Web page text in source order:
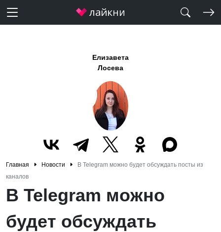
Елизавета
Лосева
Главная Новости
В Telegram можно будет обсуждать посты из
каналов
В Telegram можно
будет обсуждать